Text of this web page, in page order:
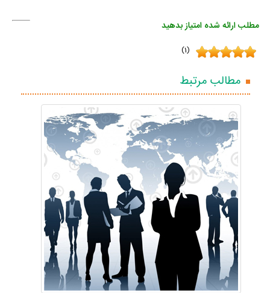
به مطلب ارائه شده امتیاز بدهید
(1)
مطالب مرتبط